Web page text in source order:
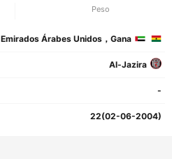
Peso
Emirados Árabes Unidos，Gana
Al-Jazira
-
22(02-06-2004)